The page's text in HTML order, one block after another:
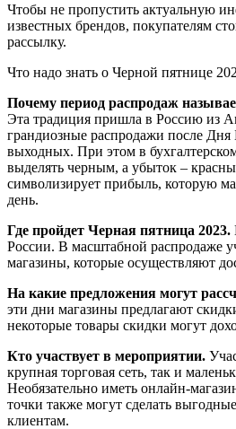
Чтобы не пропустить актуальную
известных брендов, покупателям
рассылку.
Что надо знать о Черной пятнице
Почему период распродаж
Эта традиция пришла в Россию из
грандиозные распродажи после Дня
выходных. При этом в
выделять черным, а убыток –
символизирует прибыль, которую
день.
Где пройдет Черная пятница 2023.
России. В масштабной распродаже
магазины, которые осуществляют
На какие предложения могут
эти дни магазины предлагают
некоторые товары скидки могут
Кто участвует в мероприятии.
крупная торговая сеть, так и
Необязательно иметь онлайн-
точки также могут сделать
клиентам.